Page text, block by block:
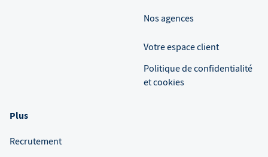
Nos agences
Votre espace client
Politique de confidentialité
et cookies
Plus
Recrutement